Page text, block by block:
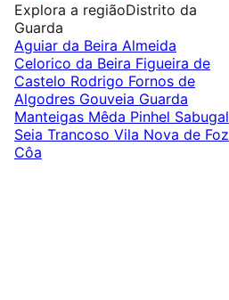
Explora a regiãoDistrito da
Guarda
Aguiar da Beira Almeida
Celorico da Beira Figueira de
Castelo Rodrigo Fornos de
Algodres Gouveia Guarda
Manteigas Mêda Pinhel Sabugal
Seia Trancoso Vila Nova de Foz
Côa